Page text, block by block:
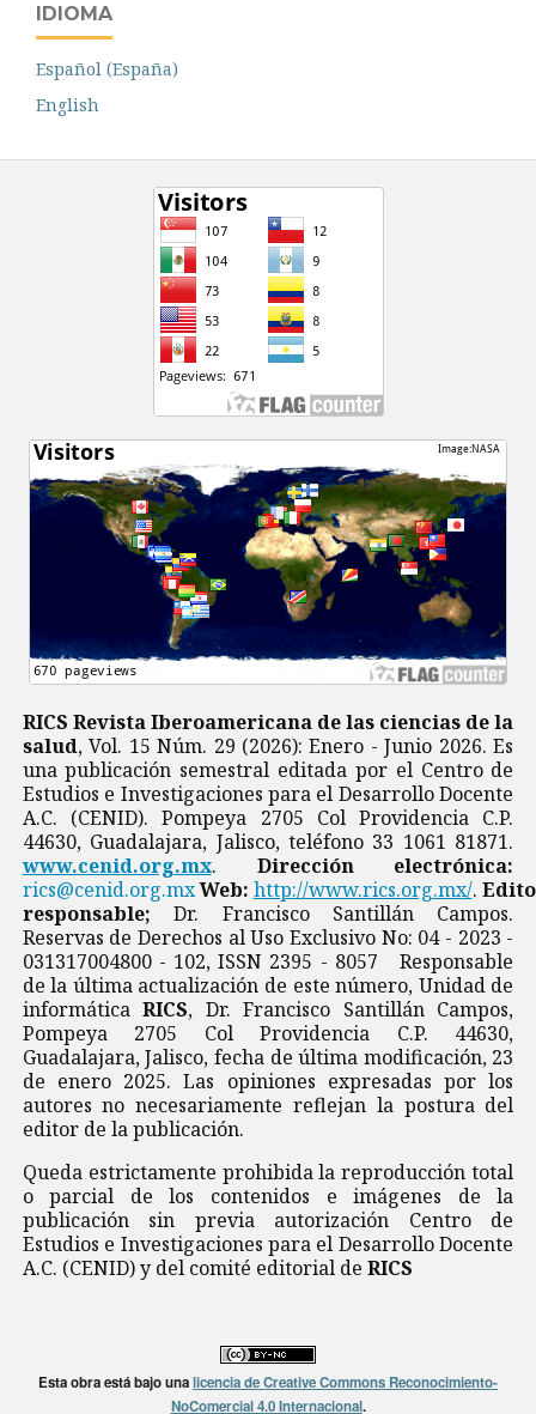
IDIOMA
Español (España)
English
RICS Revista Iberoamericana de las ciencias de la
salud, Vol. 15 Núm. 29 (2026): Enero - Junio 2026. Es
una publicación semestral editada por el Centro de
Estudios e Investigaciones para el Desarrollo Docente
A.C. (CENID). Pompeya 2705 Col Providencia C.P.
44630, Guadalajara, Jalisco, teléfono 33 1061 81871.
www.cenid.org.mx. Dirección electrónica:
rics@cenid.org.mxWeb: http://www.rics.org.mx/.
responsable; Dr. Francisco Santillán Campos.
Reservas de Derechos al Uso Exclusivo No: 04 - 2023 -
031317004800 - 102, ISSN 2395 - 8057 Responsable
de la última actualización de este número, Unidad de
informáticaRICS, Dr. Francisco Santillán Campos,
Pompeya 2705 Col Providencia C.P. 44630,
Guadalajara, Jalisco, fecha de última modificación, 23
de enero 2025. Las opiniones expresadas por los
autores no necesariamente reflejan la postura del
editor de la publicación.
Queda estrictamente prohibida la reproducción total
o parcial de los contenidos e imágenes de la
publicación sin previa autorización Centro de
Estudios e Investigaciones para el Desarrollo Docente
A.C. (CENID) y del comité editorial de RICS
Esta obra está bajo unalicencia de Creative Commons Reconocimiento-
NoComercial 4.0 Internacional.